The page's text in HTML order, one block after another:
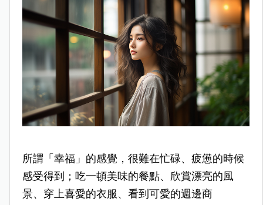
所謂「幸福」的感覺，很難在忙碌、疲憊的時候
感受得到；吃一頓美味的餐點、欣賞漂亮的風
景、穿上喜愛的衣服、看到可愛的週邊商